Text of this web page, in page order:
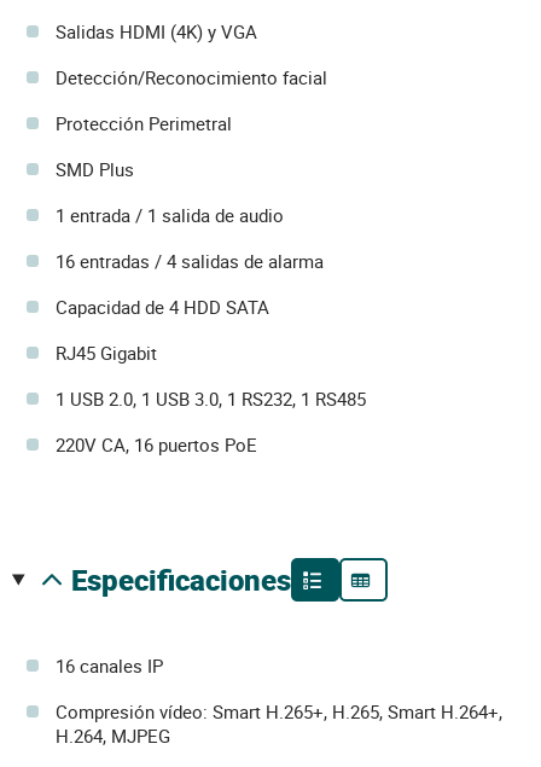
Salidas HDMI (4K) y VGA
Detección/Reconocimiento facial
Protección Perimetral
SMD Plus
1 entrada / 1 salida de audio
16 entradas / 4 salidas de alarma
Capacidad de 4 HDD SATA
RJ45 Gigabit
1 USB 2.0, 1 USB 3.0, 1 RS232, 1 RS485
220V CA, 16 puertos PoE
especificaciones
16 canales IP
Compresión vídeo: Smart H.265+, H.265, Smart H.264+,
H.264, MJPEG